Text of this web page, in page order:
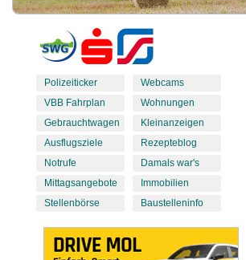
Polizeiticker
VBB Fahrplan
Gebrauchtwagen
Ausflugsziele
Notrufe
Mittagsangebote
Stellenbörse
Webcams
Wohnungen
Kleinanzeigen
Rezepteblog
Damals war's
Immobilien
Baustelleninfo